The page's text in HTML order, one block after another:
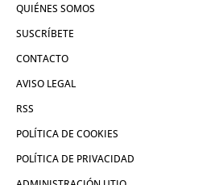
QUIÉNES SOMOS
SUSCRÍBETE
CONTACTO
AVISO LEGAL
RSS
POLÍTICA DE COOKIES
POLÍTICA DE PRIVACIDAD